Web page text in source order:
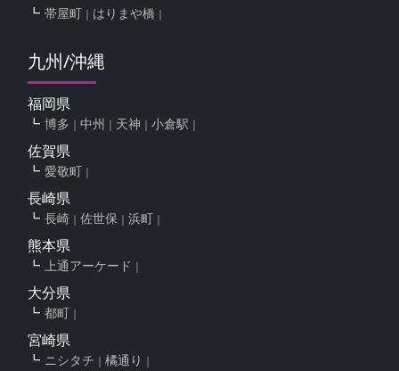
帯屋町 はりまや橋
九州/沖縄
福岡県
博多 中州 天神 小倉駅
佐賀県
愛敬町
長崎県
長崎 佐世保 浜町
熊本県
上通アーケード
大分県
都町
宮崎県
ニシタチ 橘通り